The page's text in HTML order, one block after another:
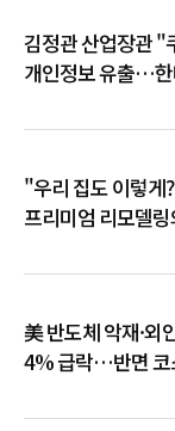
김정관 산업장관 "
개인정보 유출…
"우리 집도 이렇
프리미엄 리모델
美 반도체 악재·외
4% 급락…반면 코